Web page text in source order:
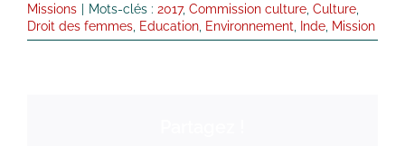
Missions
Mots-clés : 2017, Commission culture Culture
Droit des femmes Education Environnement Inde Mission